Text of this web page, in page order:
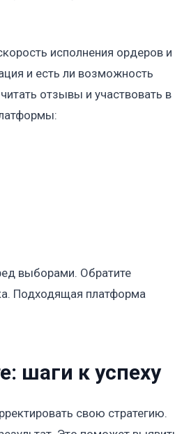
исполнения ордеров и
и есть ли возможность
отзывы и участвовать в
выборами. Обратите
Подходящая платформа
шаги к успеху
свою стратегию.